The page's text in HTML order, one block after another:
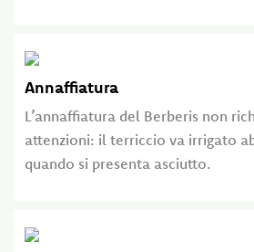
Annaffiatura
L’annaffiatura del Berberis non
attenzioni: il terriccio va irrigato
quando si presenta asciutto.